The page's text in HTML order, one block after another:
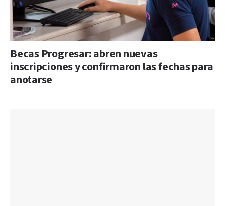
Becas Progresar: abren nuevas
inscripciones y confirmaron las fechas para
anotarse